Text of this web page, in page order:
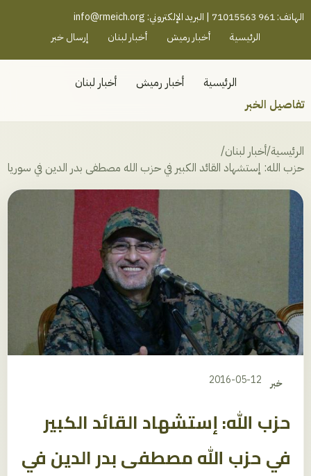
رميش جنوب - لبنان
الهاتف: 961 71015563 | البريد الإلكتروني:
info@rmeich.org
الرئيسية
أخبار رميش أخبار لبنان إرسال خبر
الرئيسية أخبار رميش
أخبار لبنان
تفاصيل الخبر
الرئيسية/أخبار لبنان/
حزب الله: إستشهاد القائد الكبير في حزب الله مصطفى بدر الدين في سوريا
خبر 2016-05-12
حزب الله: إستشهاد القائد الكبير
في حزب الله مصطفى بدر الدين في